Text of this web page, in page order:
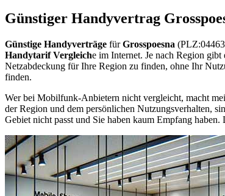
Günstiger Handyvertrag
Günstige Handyverträge fürGrosspoesna
Handytarif Vergleiche im Internet. Je nach Region gibt
Netzabdeckung für Ihre Region zu finden, ohne Ihr
finden.
Wer bei Mobilfunk-Anbietern nicht vergleicht, macht
der Region und dem persönlichen Nutzungsverhalten,
Gebiet nicht passt und Sie haben kaum Empfang